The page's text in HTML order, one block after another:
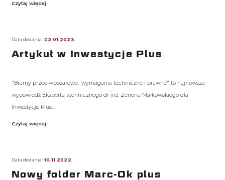
Czytaj więcej
Data dodania:02.01.2023
Artykuł w Inwestycje Plus
"Bramy przeciwpożarowe- wymagania techniczne i prawne" to najnowsza
wypowiedź Eksperta technicznego dr inż. Zenona Małkowskiego dla
Inwestycje Plus...
Czytaj więcej
Data dodania:10.11.2022
Nowy folder Marc-Ok plus